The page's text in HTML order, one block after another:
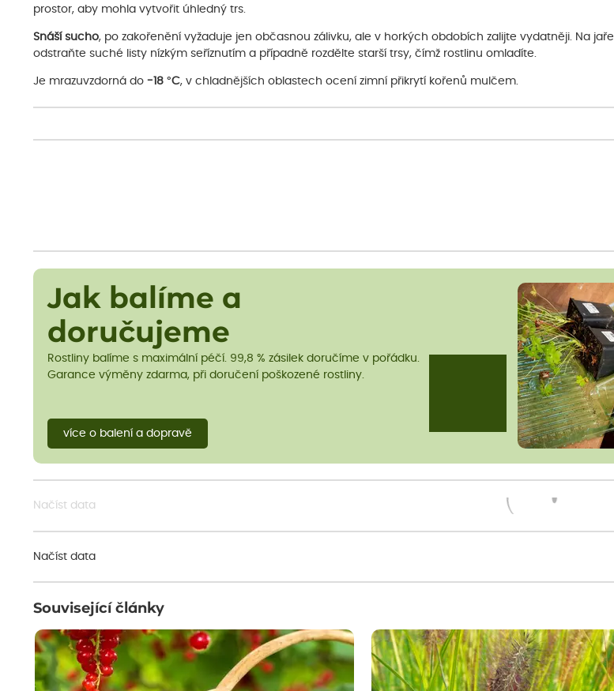
prostor, aby mohla vytvořit úhledný trs.
Snáší sucho, po zakořenění vyžaduje jen občasnou zálivku, ale v horkých obdobích zalijte vydatněji. Na jaře
odstraňte suché listy nízkým seříznutím a případně rozdělte starší trsy, čímž rostlinu omladíte.
Je mrazuvzdorná do -18 °C, v chladnějších oblastech ocení zimní přikrytí kořenů mulčem.
Jak balíme a
doručujeme
Rostliny balíme s maximální péčí. 99,8 % zásilek doručíme v pořádku.
Garance výměny zdarma, při doručení poškozené rostliny.
více o balení a dopravě
Načíst data
Načíst data
Související články